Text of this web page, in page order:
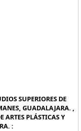
SUPERIORES DE
GUADALAJARA. ,
ARTES PLÁSTICAS Y
: